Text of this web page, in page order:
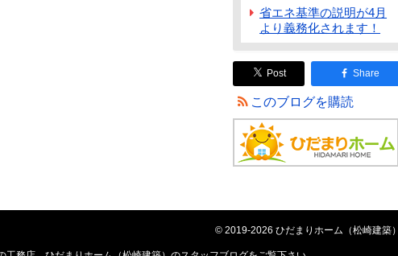
省エネ基準の説明が4月
より義務化されます！
Post Share
このブログを購読
© 2019-2026 ひだまりホーム（松崎建築）